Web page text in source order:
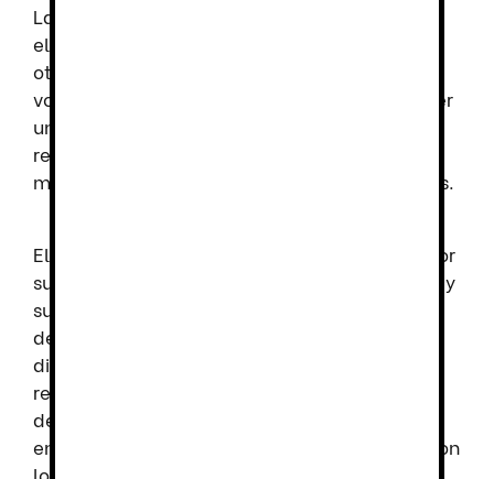
Las zapatillas de seguridad
el diseño ergonómico y deportivo, lo que les
otorga un estilo moderno y cómodo, sin el
volumen y la pesadez que puede llegar a tener
una zapatilla de seguridad. Son ligeras,
reducen las fatiga y mejoran la libertad de
movimiento durante largas jornadas laborales.
El calzado de seguridad Sparco se destaca por
su fabricación con materiales de alta calidad y
sus suelas antideslizantes, que resisten el
desgaste diario y proporcionan estabilidad en
diferentes superficies. Gracias a sus punteras
reforzadas, ofrecen una excelente protección
del pie, garantizando seguridad en diversos
entornos laborales. Además, los materiales con